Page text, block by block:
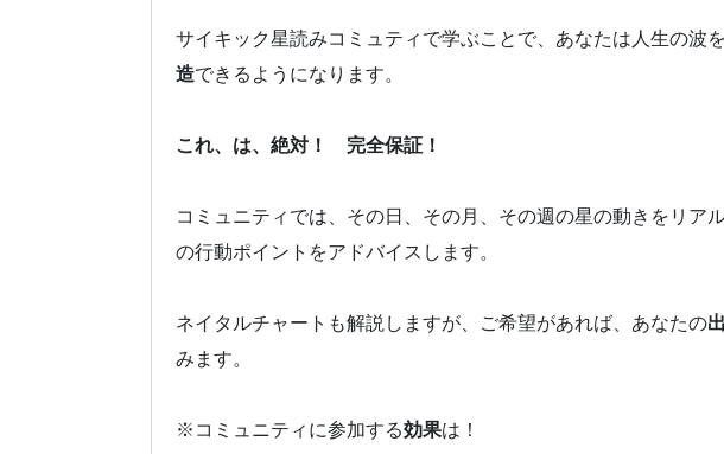
サイキック星読みコミュティで学ぶことで、あなたは人生の波
造できるようになります。
これ、は、絶対！ 完全保証！
コミュニティでは、その日、その月、その週の星の動きをリア
の行動ポイントをアドバイスします。
ネイタルチャートも解説しますが、ご希望があれば、あなたの
みます。
※コミュニティに参加する効果は！